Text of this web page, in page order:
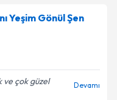
Yeşim Gönül Şen
ve çok güzel
Devamı